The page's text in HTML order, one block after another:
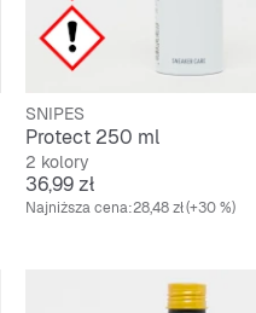
SNIPES
Protect 250 ml
2 kolory
Cena
36,99 zł
Najniższa cena:28,48 zł(+30 %)